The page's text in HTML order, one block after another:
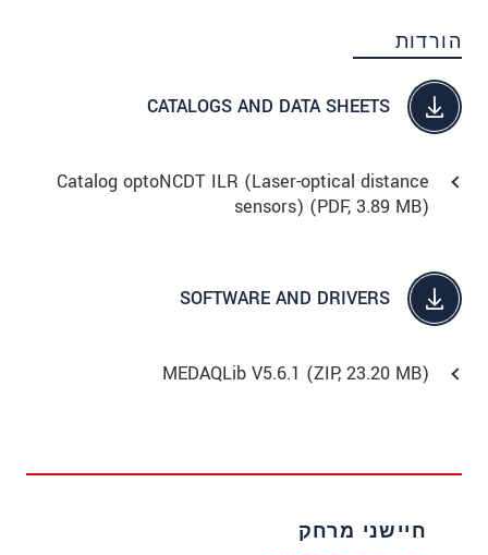
הורדות
CATALOGS AND DATA SHEETS
Catalog optoNCDT ILR (Laser-optical distance
sensors) (PDF, 3.89 MB)
SOFTWARE AND DRIVERS
MEDAQLib V5.6.1 (ZIP, 23.20 MB)
חיישני מרחק